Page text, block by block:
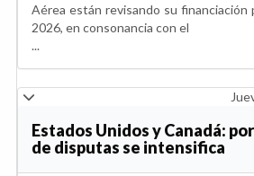
Aérea están revisando su financiación
2026, en consonancia con el
...
Estados Unidos y Canadá:
de disputas se intensifica